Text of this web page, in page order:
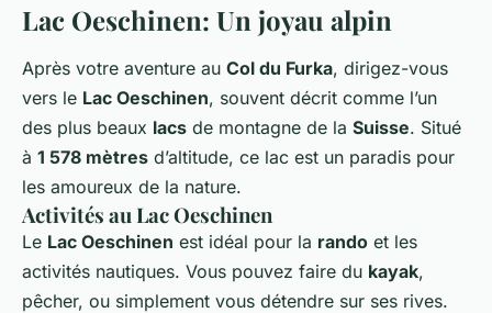
Lac Oeschinen: Un joyau alpin
Après votre aventure au Col du Furka, dirigez-vous
vers le Lac Oeschinen, souvent décrit comme l’un
des plus beaux lacs de montagne de la Suisse. Situé
à 1 578 mètres d’altitude, ce lac est un paradis pour
les amoureux de la nature.
Activités au Lac Oeschinen
Le Lac Oeschinen est idéal pour la rando et les
activités nautiques. Vous pouvez faire du kayak,
pêcher, ou simplement vous détendre sur ses rives.